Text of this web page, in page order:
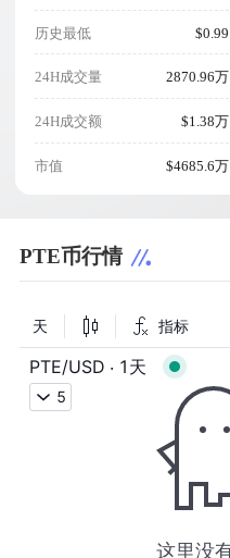
历史最低 $0.99
24H成交量 2870.96万
24H成交额 $1.38万
市值 $4685.6万
PTE币行情